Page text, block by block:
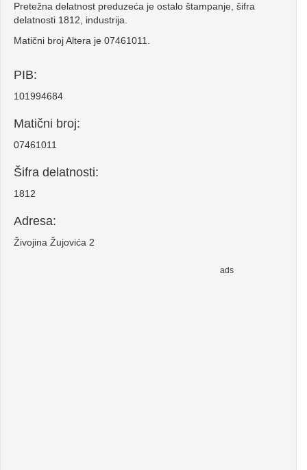
Pretežna delatnost preduzeća je ostalo štampanje, šifra
delatnosti 1812, industrija.
Matični broj Altera je 07461011.
PIB:
101994684
Matični broj:
07461011
Šifra delatnosti:
1812
Adresa:
Živojina Žujovića 2
ads